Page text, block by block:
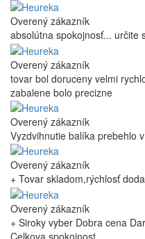
Overený zákazník
absolútna spokojnosť... určite
Overený zákazník
tovar bol doruceny velmi
zabalene bolo precizne
Overený zákazník
Vyzdvihnutie balíka prebehlo
Overený zákazník
+ Tovar skladom,rýchlosť
Overený zákazník
+ Siroky vyber Dobra cena
Celkova spokojnost